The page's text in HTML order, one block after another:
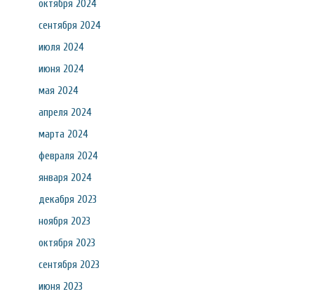
октября 2024
сентября 2024
июля 2024
июня 2024
мая 2024
апреля 2024
марта 2024
февраля 2024
января 2024
декабря 2023
ноября 2023
октября 2023
сентября 2023
июня 2023